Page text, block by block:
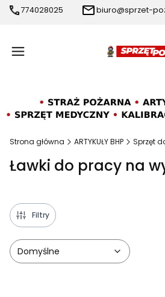
774028025 biuro@sprzet-
Strona główna ARTYKUŁY BHP Sprzęt
Ławki do pracy na
Filtry
Domyślne